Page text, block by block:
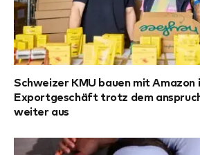
Schweizer KMU bauen mit Amazon
Exportgeschäft trotz dem
weiter aus